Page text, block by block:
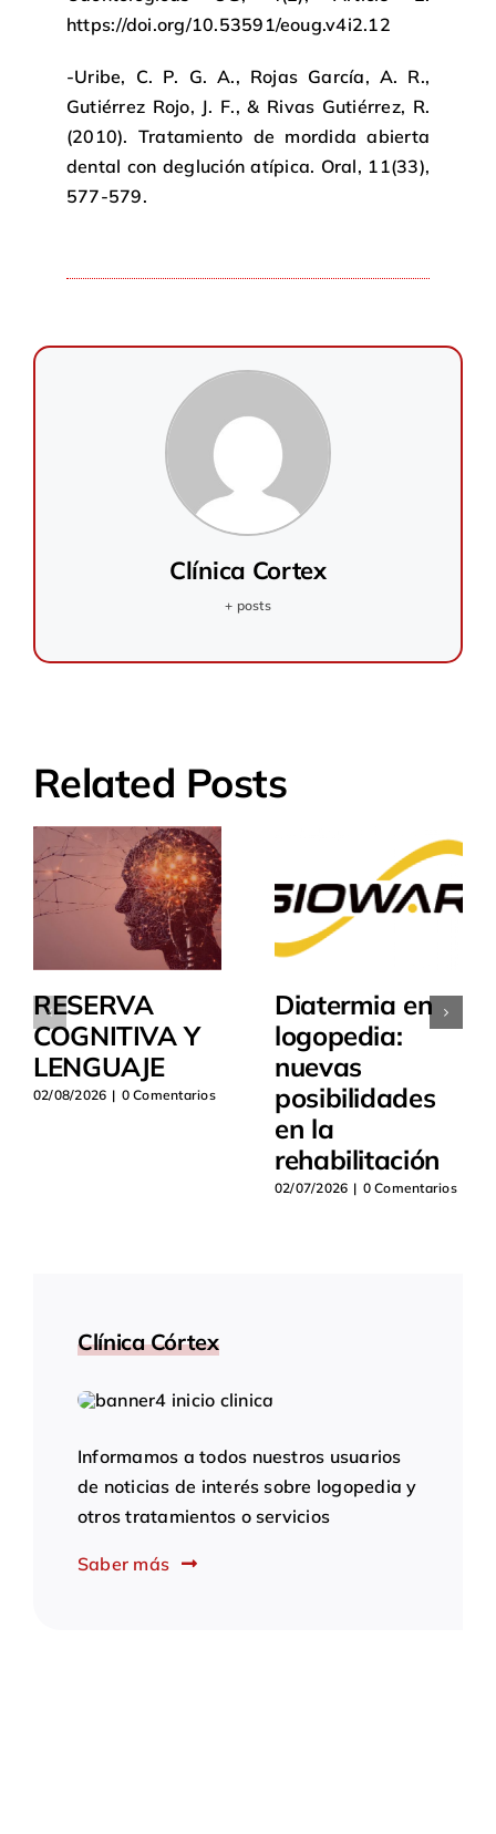
https://doi.org/10.53591/eoug.v4i2.12
-Uribe, C. P. G. A., Rojas García, A. R.,
Gutiérrez Rojo, J. F., & Rivas Gutiérrez, R.
(2010). Tratamiento de mordida abierta
dental con deglución atípica. Oral, 11(33),
577-579.
Clínica Cortex
+ posts
Related Posts
RESERVA
COGNITIVA Y
LENGUAJE
02/08/2026 | 0 Comentarios
Diatermia en
logopedia:
nuevas
posibilidades
en la
rehabilitación
02/07/2026 | 0 Comentarios
Clínica Córtex
Informamos a todos nuestros usuarios
de noticias de interés sobre logopedia y
otros tratamientos o servicios
Saber más